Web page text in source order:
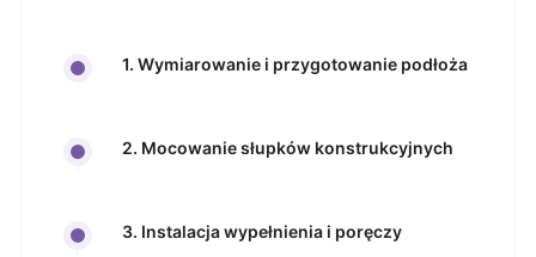
1. Wymiarowanie i przygotowanie podłoża
2. Mocowanie słupków konstrukcyjnych
3. Instalacja wypełnienia i poręczy